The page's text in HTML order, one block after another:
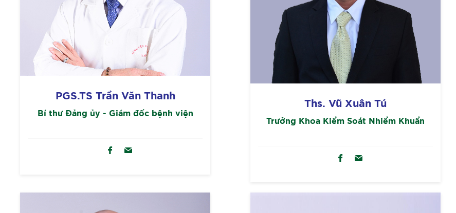
PGS.TS Trần Văn Thanh
Bí thư Đảng ủy - Giám đốc bệnh viện
Ths. Vũ Xuân Tú
Trưởng Khoa Kiểm Soát Nhiểm Khuẩn